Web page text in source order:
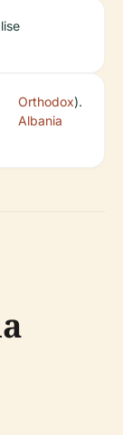
Orthodox
Albania
).